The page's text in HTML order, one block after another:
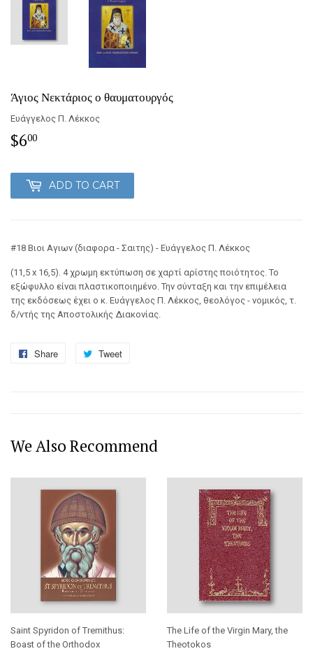
Άγιος Νεκτάριος ο θαυματουργός
Ευάγγελος Π. Λέκκος
$600
ADD TO CART
#18 Βιοι Αγιων (διαφορα - Σαιτης) - Ευάγγελος Π. Λέκκος
(11,5 x 16,5). 4 χρωμη εκτύπωση σε χαρτί αρίστης ποιότητος. Το
εξώφυλλο είναι πλαστικοποιημένο. Την σύνταξη και την επιμέλεια
της εκδόσεως έχει ο κ. Ευάγγελος Π. Λέκκος, θεολόγος - νομικός, τ.
δ/ντής της Αποστολικής Διακονίας.
Share
Share
Tweet
We Also Recommend
Saint Spyridon of Tremithus:
Boast of the Orthodox
The Life of the Virgin Mary, the
Theotokos